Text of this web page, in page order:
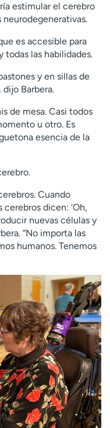
estimular el cerebro
neurodegenerativas.
es accesible para
todas las habilidades.
y en sillas de
dijo Barbera.
de mesa. Casi todos
u otro. Es
esencia de la
Cuando
dicen: ‘Oh,
nuevas células y
“No importa las
humanos. Tenemos